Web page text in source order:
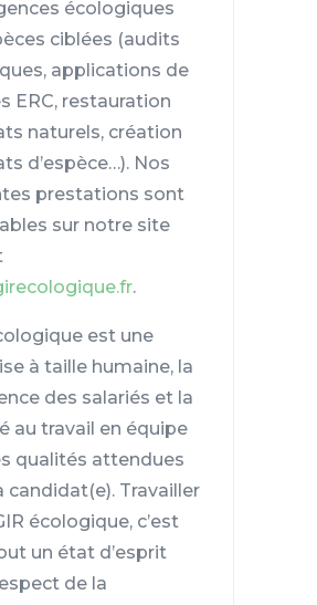
écologiques
ciblées (audits
applications de
ERC, restauration
naturels, création
d’espèce…). Nos
prestations sont
sur notre site
.
est une
à taille humaine, la
des salariés et la
au travail en équipe
qualités attendues
candidat(e). Travailler
écologique, c’est
un état d’esprit
de la